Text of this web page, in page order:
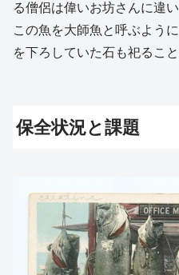
る僧侶は偉いお坊さんに違
この魚を大師魚と呼ぶよう
を下ろしていた石も祀ること
保全状況と課題